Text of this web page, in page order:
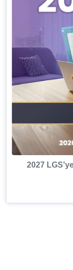
2027